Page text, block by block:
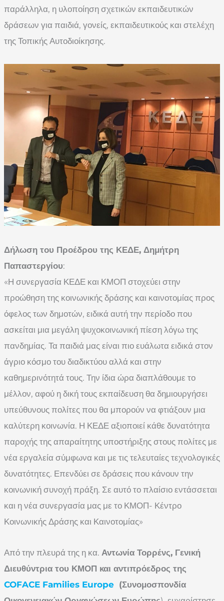
παράλληλα, η υλοποίηση σχετικών εκπαιδευτικών
δράσεων για παιδιά, γονείς, εκπαιδευτικούς και στελέχη
της Τοπικής Αυτοδιοίκησης.
Δήλωση του Προέδρου της ΚΕΔΕ, Δημήτρη
Παπαστεργίου:
«Η συνεργασία ΚΕΔΕ και ΚΜΟΠ στοχεύει στην
προώθηση της κοινωνικής δράσης και καινοτομίας προς
όφελος των δημοτών, ειδικά αυτή την περίοδο που
ασκείται μια μεγάλη ψυχοκοινωνική πίεση λόγω της
πανδημίας. Τα παιδιά μας είναι πιο ευάλωτα ειδικά στον
άγριο κόσμο του διαδικτύου αλλά και στην
καθημερινότητά τους. Την ίδια ώρα διαπλάθουμε το
μέλλον, αφού η δική τους εκπαίδευση θα δημιουργήσει
υπεύθυνους πολίτες που θα μπορούν να φτιάξουν μια
καλύτερη κοινωνία. Η ΚΕΔΕ αξιοποιεί κάθε δυνατότητα
παροχής της απαραίτητης υποστήριξης στους πολίτες με
νέα εργαλεία σύμφωνα και με τις τελευταίες τεχνολογικές
δυνατότητες. Επενδύει σε δράσεις που κάνουν την
κοινωνική συνοχή πράξη. Σε αυτό το πλαίσιο εντάσσεται
και η νέα συνεργασία μας με το ΚΜΟΠ- Κέντρο
Κοινωνικής Δράσης και Καινοτομίας»
Από την πλευρά της η κα. Αντωνία Τορρένς, Γενική
Διευθύντρια του ΚΜΟΠ και αντιπρόεδρος της
COFACE Families Europe (Συνομοσπονδία